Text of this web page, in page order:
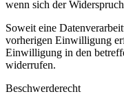
wenn sich der
Soweit eine
vorherigen Einwilligung
Einwilligung in den
widerrufen.
Beschwerderecht